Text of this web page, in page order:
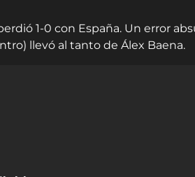
1-0 con España. Un error
llevó al tanto de Álex Baena.